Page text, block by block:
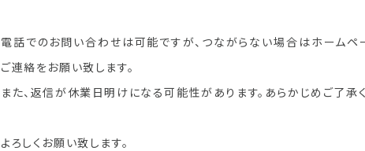
電話でのお問い合わせは可能ですが、つながらない場合はホームペ
ご連絡をお願い致します。
また、返信が休業日明けになる可能性があります。あらかじめご了承く
よろしくお願い致します。